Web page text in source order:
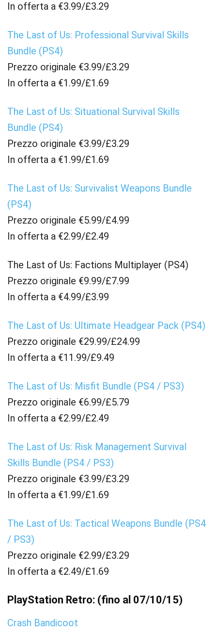
In offerta a €3.99/£3.29
The Last of Us: Professional Survival Skills
Bundle (PS4)
Prezzo originale €3.99/£3.29
In offerta a €1.99/£1.69
The Last of Us: Situational Survival Skills
Bundle (PS4)
Prezzo originale €3.99/£3.29
In offerta a €1.99/£1.69
The Last of Us: Survivalist Weapons Bundle
(PS4)
Prezzo originale €5.99/£4.99
In offerta a €2.99/£2.49
The Last of Us: Factions Multiplayer (PS4)
Prezzo originale €9.99/£7.99
In offerta a €4.99/£3.99
The Last of Us: Ultimate Headgear Pack (PS4)
Prezzo originale €29.99/£24.99
In offerta a €11.99/£9.49
The Last of Us: Misfit Bundle (PS4 / PS3)
Prezzo originale €6.99/£5.79
In offerta a €2.99/£2.49
The Last of Us: Risk Management Survival
Skills Bundle (PS4 / PS3)
Prezzo originale €3.99/£3.29
In offerta a €1.99/£1.69
The Last of Us: Tactical Weapons Bundle (PS4
/ PS3)
Prezzo originale €2.99/£3.29
In offerta a €2.49/£1.69
PlayStation Retro: (fino al 07/10/15)
Crash Bandicoot